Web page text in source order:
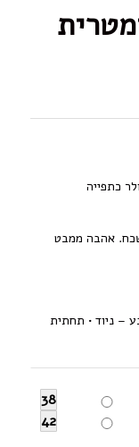
כתפייה
אהבה ממבט
– ניוד • תחתית
38
42